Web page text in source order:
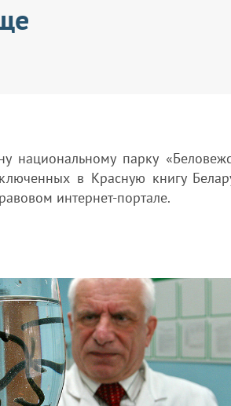
национальному парку
в Красную книгу
интернет-портале.